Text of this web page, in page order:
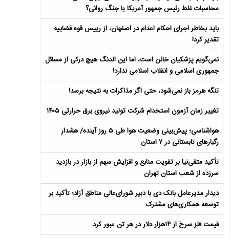
محاسبات غلط رئیس جمهور آمریکا یا جنگ روانی؟
باید بخاطر اجرای احکام اعدام در اصفهان، از رییس قوه قضاییه
تقدیر کرد!
نمی‌گویم پزشکیان خائن است، اما این الدنگ هیچ درکی از مسائل
جمهوری اسلامی و انقلاب اسلامی ندارد!
تنگه هرمز باز نمی‌شود، حتی اگر مذاکرات به نتیجه برسد!
تغییر زمان آزمون استخدام شرکت تولید نیروی برق حرارتی ۱۴۰۵
هواشناسی؛ پیش‌بینی وضعیت هوا طی ۵ روز آینده/ هشدار
رگبارهای تابستانی در ۷ استان
تأکید متقی‌نیا بر تقویت منابع و افزایش سهم از بازار در بازدید
سرزده از شعب استان تهران
دیدار مدیرعامل بانک دی با دبیر شورای‌عالی مناطق آزاد؛ تأکید بر
توسعه همکاری‌های مشترک
قیمت فلز سرخ از ۱۴هزار دلار در هر تن عبور کرد